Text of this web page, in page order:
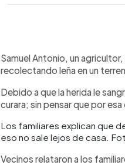
► Escuchar
Samuel Antonio, un
recolectando leña en un
Debido a que la herida le
curara; sin pensar que por
Los familiares explican que
eso no sale lejos de casa.
Vecinos relataron a los